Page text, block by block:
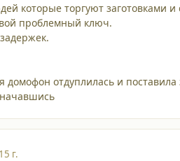
которые торгуют заготовками и
проблемный ключ.
отдуплилась и
начавшись
15 г.